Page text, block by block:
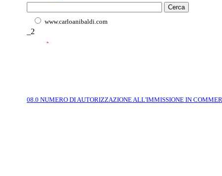
www.carloanibaldi.com
_2
.
08.0 NUMERO DI AUTORIZZAZIONE ALL'IMMISSIONE IN